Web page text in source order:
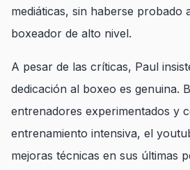
mediáticas, sin haberse probado
boxeador de alto nivel.
A pesar de las críticas, Paul
dedicación al boxeo es genuina.
entrenadores experimentados y
entrenamiento intensiva, el
mejoras técnicas en sus últimas